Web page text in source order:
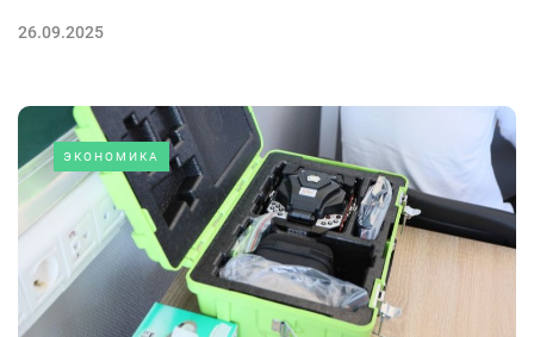
26.09.2025
ЭКОНОМИКА